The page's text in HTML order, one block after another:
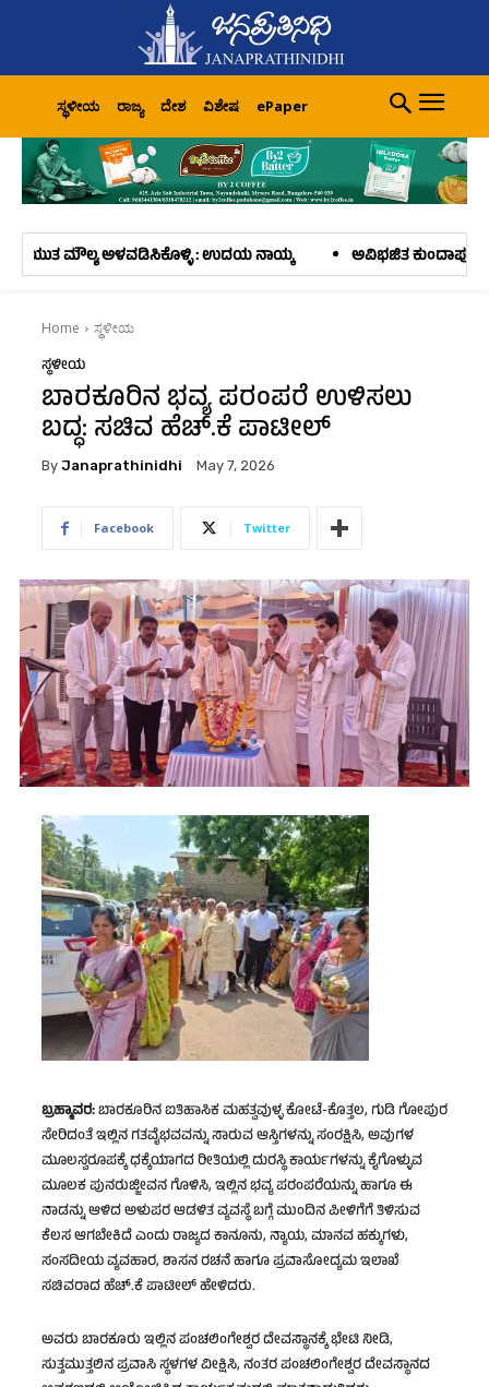
ಸ್ಥಳೀಯ ರಾಜ್ಯ ದೇಶ ವಿಶೇಷ ePaper
: ಉದಯ ನಾಯ್ಕ ಅವಿಭಜಿತ ಕುಂದಾಪುರ ತಾಲೂಕು ಪ್ರಾಥಮಿಕ
Home ಸ್ಥಳೀಯ
ಸ್ಥಳೀಯ
ಬಾರಕೂರಿನ ಭವ್ಯ ಪರಂಪರೆ ಉಳಿಸಲು
ಬದ್ಧ: ಸಚಿವ ಹೆಚ್.ಕೆ ಪಾಟೀಲ್
By Janaprathinidhi May 7, 2026
Facebook Twitter
ಬ್ರಹ್ಮಾವರ:ಬಾರಕೂರಿನ ಐತಿಹಾಸಿಕ ಮಹತ್ವವುಳ್ಳ ಕೋಟೆ-ಕೊತ್ತಲ, ಗುಡಿ ಗೋಪುರ
ಸೇರಿದಂತೆ ಇಲ್ಲಿನ ಗತವೈಭವವನ್ನು ಸಾರುವ ಆಸ್ತಿಗಳನ್ನು ಸಂರಕ್ಷಿಸಿ, ಅವುಗಳ
ಮೂಲಸ್ವರೂಪಕ್ಕೆ ಧಕ್ಕೆಯಾಗದ ರೀತಿಯಲ್ಲಿ ದುರಸ್ಥಿ ಕಾರ್ಯಗಳನ್ನು ಕೈಗೊಳ್ಳುವ
ಮೂಲಕ ಪುನರುಜ್ಜೀವನ ಗೊಳಿಸಿ, ಇಲ್ಲಿನ ಭವ್ಯ ಪರಂಪರೆಯನ್ನು ಹಾಗೂ ಈ
ನಾಡನ್ನು ಆಳಿದ ಅಳುಪರ ಆಡಳಿತ ವ್ಯವಸ್ಥೆ ಬಗ್ಗೆ ಮುಂದಿನ ಪೀಳಿಗೆಗೆ ತಿಳಿಸುವ
ಕೆಲಸ ಆಗಬೇಕಿದೆ ಎಂದು ರಾಜ್ಯದ ಕಾನೂನು, ನ್ಯಾಯ, ಮಾನವ ಹಕ್ಕುಗಳು,
ಸಂಸದೀಯ ವ್ಯವಹಾರ, ಶಾಸನ ರಚನೆ ಹಾಗೂ ಪ್ರವಾಸೋದ್ಯಮ ಇಲಾಖೆ
ಸಚಿವರಾದ ಹೆಚ್.ಕೆ ಪಾಟೀಲ್ ಹೇಳಿದರು.
ಅವರು ಬಾರಕೂರು ಇಲ್ಲಿನ ಪಂಚಲಿಂಗೇಶ್ವರ ದೇವಸ್ಥಾನಕ್ಕೆ ಭೇಟಿ ನೀಡಿ,
ಸುತ್ತಮುತ್ತಲಿನ ಪ್ರವಾಸಿ ಸ್ಥಳಗಳ ವೀಕ್ಷಿಸಿ, ನಂತರ ಪಂಚಲಿಂಗೇಶ್ವರ ದೇವಸ್ಥಾನದ